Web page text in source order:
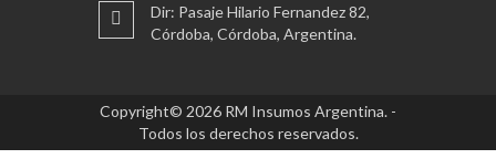
Dir: Pasaje Hilario Fernandez 82,
Córdoba, Córdoba, Argentina.
Copyright© 2026 RM Insumos Argentina. -
Todos los derechos reservados.